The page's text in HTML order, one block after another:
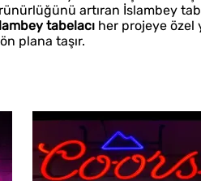
artıran İslambey
tabelacı her projeye özel
plana taşır.